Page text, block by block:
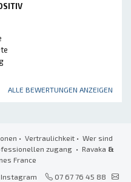
ALLE BEWERTUNGEN ANZEIGEN
• Vertraulichkeit • Wer sind
zugang • Ravaka &
France
07 67 76 45 88